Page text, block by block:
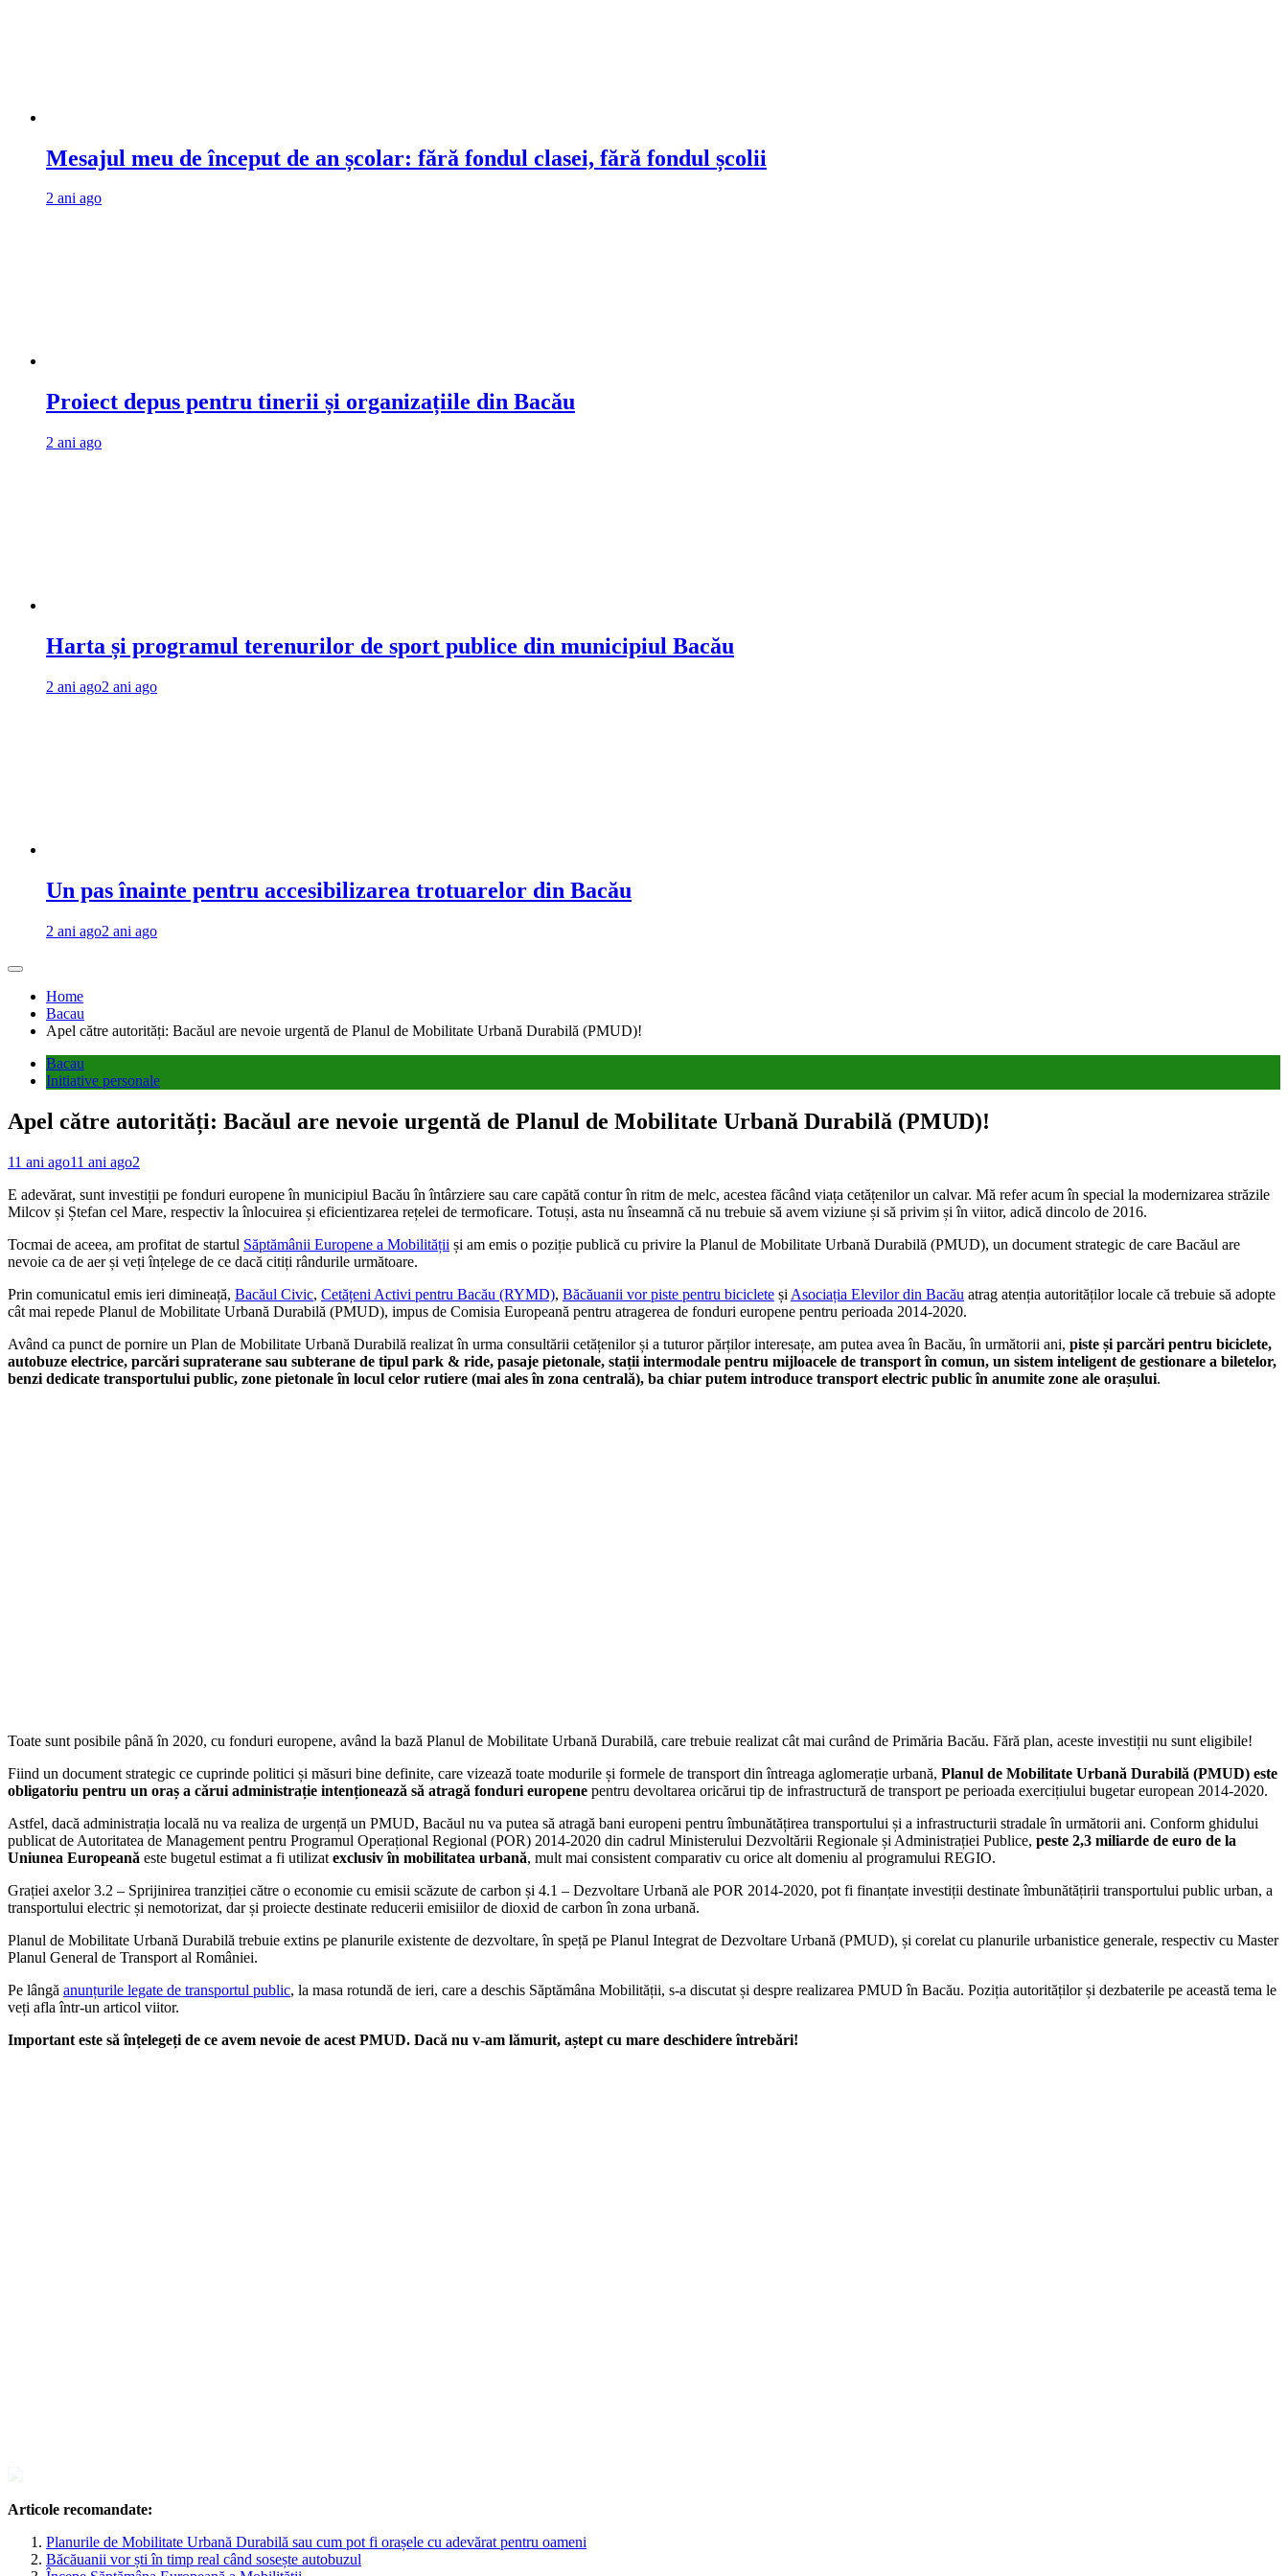
Mesajul meu de început de an școlar: fără fondul clasei, fără fondul școlii
2 ani ago
Proiect depus pentru tinerii și organizațiile din Bacău
2 ani ago
Harta și programul terenurilor de sport publice din municipiul Bacău
2 ani ago2 ani ago
Un pas înainte pentru accesibilizarea trotuarelor din Bacău
2 ani ago2 ani ago
Home
Bacau
Apel către autorități: Bacăul are nevoie urgentă de Planul de Mobilitate Urbană Durabilă (PMUD)!
Bacau
Initiative personale
Apel către autorități: Bacăul are nevoie urgentă de Planul de Mobilitate Urbană Durabilă (PMUD)!
11 ani ago11 ani ago2
E adevărat, sunt investiții pe fonduri europene în municipiul Bacău în întârziere sau care capătă contur în ritm de melc, acestea făcând viața cetățenilor un calvar. Mă refer acum în special la modernizarea străzile
Milcov și Ștefan cel Mare, respectiv la înlocuirea și eficientizarea rețelei de termoficare. Totuși, asta nu înseamnă că nu trebuie să avem viziune și să privim și în viitor, adică dincolo de 2016.
Tocmai de aceea, am profitat de startul Săptămânii Europene a Mobilității și am emis o poziție publică cu privire la Planul de Mobilitate Urbană Durabilă (PMUD), un document strategic de care Bacăul are
nevoie ca de aer și veți înțelege de ce dacă citiți rândurile următoare.
Prin comunicatul emis ieri dimineață, Bacăul Civic, Cetățeni Activi pentru Bacău (RYMD), Băcăuanii vor piste pentru biciclete și Asociația Elevilor din Bacău atrag atenția autorităților locale că trebuie să adopte
cât mai repede Planul de Mobilitate Urbană Durabilă (PMUD), impus de Comisia Europeană pentru atragerea de fonduri europene pentru perioada 2014-2020.
Având ca punct de pornire un Plan de Mobilitate Urbană Durabilă realizat în urma consultării cetățenilor și a tuturor părților interesațe, am putea avea în Bacău, în următorii ani, piste și parcări pentru biciclete,
autobuze electrice, parcări supraterane sau subterane de tipul park & ride, pasaje pietonale, stații intermodale pentru mijloacele de transport în comun, un sistem inteligent de gestionare a biletelor,
benzi dedicate transportului public, zone pietonale în locul celor rutiere (mai ales în zona centrală), ba chiar putem introduce transport electric public în anumite zone ale orașului.
Toate sunt posibile până în 2020, cu fonduri europene, având la bază Planul de Mobilitate Urbană Durabilă, care trebuie realizat cât mai curând de Primăria Bacău. Fără plan, aceste investiții nu sunt eligibile!
Fiind un document strategic ce cuprinde politici și măsuri bine definite, care vizează toate modurile și formele de transport din întreaga aglomerație urbană, Planul de Mobilitate Urbană Durabilă (PMUD) este
obligatoriu pentru un oraș a cărui administrație intenționează să atragă fonduri europene pentru devoltarea oricărui tip de infrastructură de transport pe perioada exercițiului bugetar european 2014-2020.
Astfel, dacă administrația locală nu va realiza de urgență un PMUD, Bacăul nu va putea să atragă bani europeni pentru îmbunătățirea transportului și a infrastructurii stradale în următorii ani. Conform ghidului
publicat de Autoritatea de Management pentru Programul Operațional Regional (POR) 2014-2020 din cadrul Ministerului Dezvoltării Regionale și Administrației Publice, peste 2,3 miliarde de euro de la
Uniunea Europeană este bugetul estimat a fi utilizat exclusiv în mobilitatea urbană, mult mai consistent comparativ cu orice alt domeniu al programului REGIO.
Grației axelor 3.2 – Sprijinirea tranziției către o economie cu emisii scăzute de carbon și 4.1 – Dezvoltare Urbană ale POR 2014-2020, pot fi finanțate investiții destinate îmbunătățirii transportului public urban, a
transportului electric și nemotorizat, dar și proiecte destinate reducerii emisiilor de dioxid de carbon în zona urbană.
Planul de Mobilitate Urbană Durabilă trebuie extins pe planurile existente de dezvoltare, în speță pe Planul Integrat de Dezvoltare Urbană (PMUD), și corelat cu planurile urbanistice generale, respectiv cu Master
Planul General de Transport al României.
Pe lângă anunțurile legate de transportul public, la masa rotundă de ieri, care a deschis Săptămâna Mobilității, s-a discutat și despre realizarea PMUD în Bacău. Poziția autorităților și dezbaterile pe această tema le
veți afla într-un articol viitor.
Important este să înțelegeți de ce avem nevoie de acest PMUD. Dacă nu v-am lămurit, aștept cu mare deschidere întrebări!
Articole recomandate:
Planurile de Mobilitate Urbană Durabilă sau cum pot fi orașele cu adevărat pentru oameni
Băcăuanii vor ști în timp real când sosește autobuzul